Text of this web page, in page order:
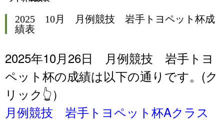
2025 10月 月例競技 岩手トヨペット杯成
績表
2025年10月26日 月例競技 岩手トヨ
ペット杯の成績は以下の通りです。(ク
リック👆）
月例競技 岩手トヨペット杯Aクラス